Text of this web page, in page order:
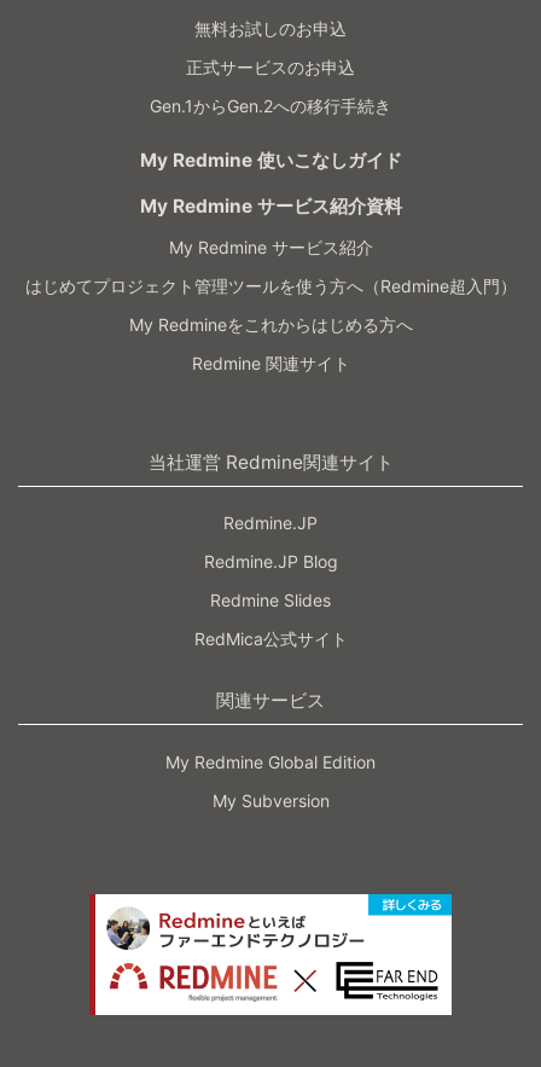
無料お試しのお申込
正式サービスのお申込
Gen.1からGen.2への移行手続き
My Redmine 使いこなしガイド
My Redmine サービス紹介資料
My Redmine サービス紹介
はじめてプロジェクト管理ツールを使う方へ（Redmine超入門）
My Redmineをこれからはじめる方へ
Redmine 関連サイト
当社運営 Redmine関連サイト
Redmine.JP
Redmine.JP Blog
Redmine Slides
RedMica公式サイト
関連サービス
My Redmine Global Edition
My Subversion